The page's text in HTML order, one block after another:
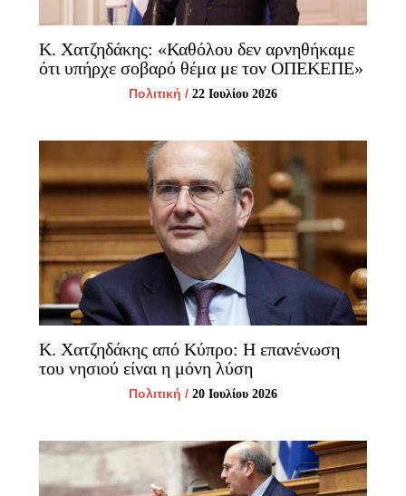
Κ. Χατζηδάκης: «Καθόλου δεν αρνηθήκαμε
ότι υπήρχε σοβαρό θέμα με τον ΟΠΕΚΕΠΕ»
Πολιτική / 22 Ιουλίου 2026
Κ. Χατζηδάκης από Κύπρο: Η επανένωση
του νησιού είναι η μόνη λύση
Πολιτική / 20 Ιουλίου 2026